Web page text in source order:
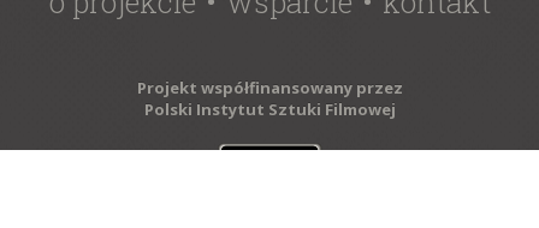
Projekt współfinansowany przez